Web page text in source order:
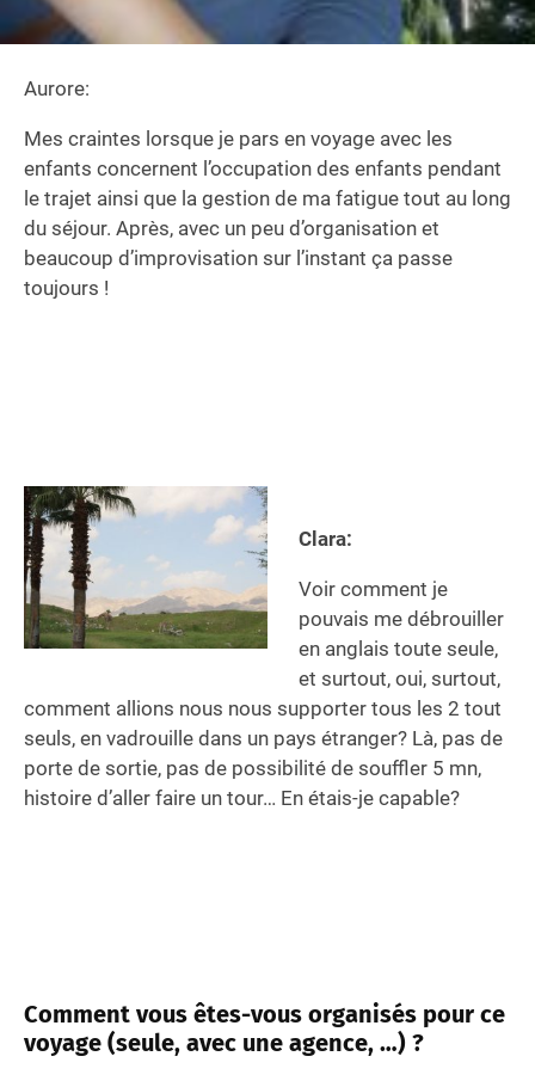
Aurore:
Mes craintes lorsque je pars en voyage avec les
enfants concernent l’occupation des enfants pendant
le trajet ainsi que la gestion de ma fatigue tout au long
du séjour. Après, avec un peu d’organisation et
beaucoup d’improvisation sur l’instant ça passe
toujours !
Clara:
Voir comment je
pouvais me débrouiller
en anglais toute seule,
et surtout, oui, surtout,
comment allions nous nous supporter tous les 2 tout
seuls, en vadrouille dans un pays étranger? Là, pas de
porte de sortie, pas de possibilité de souffler 5 mn,
histoire d’aller faire un tour… En étais-je capable?
Comment vous êtes-vous organisés pour ce
voyage (seule, avec une agence, …) ?